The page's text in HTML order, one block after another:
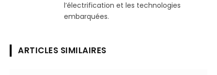
l’électrification et les technologies
embarquées.
ARTICLES SIMILAIRES